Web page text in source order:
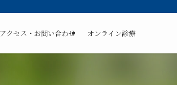
アクセス・お問い合わせ オンライン診療